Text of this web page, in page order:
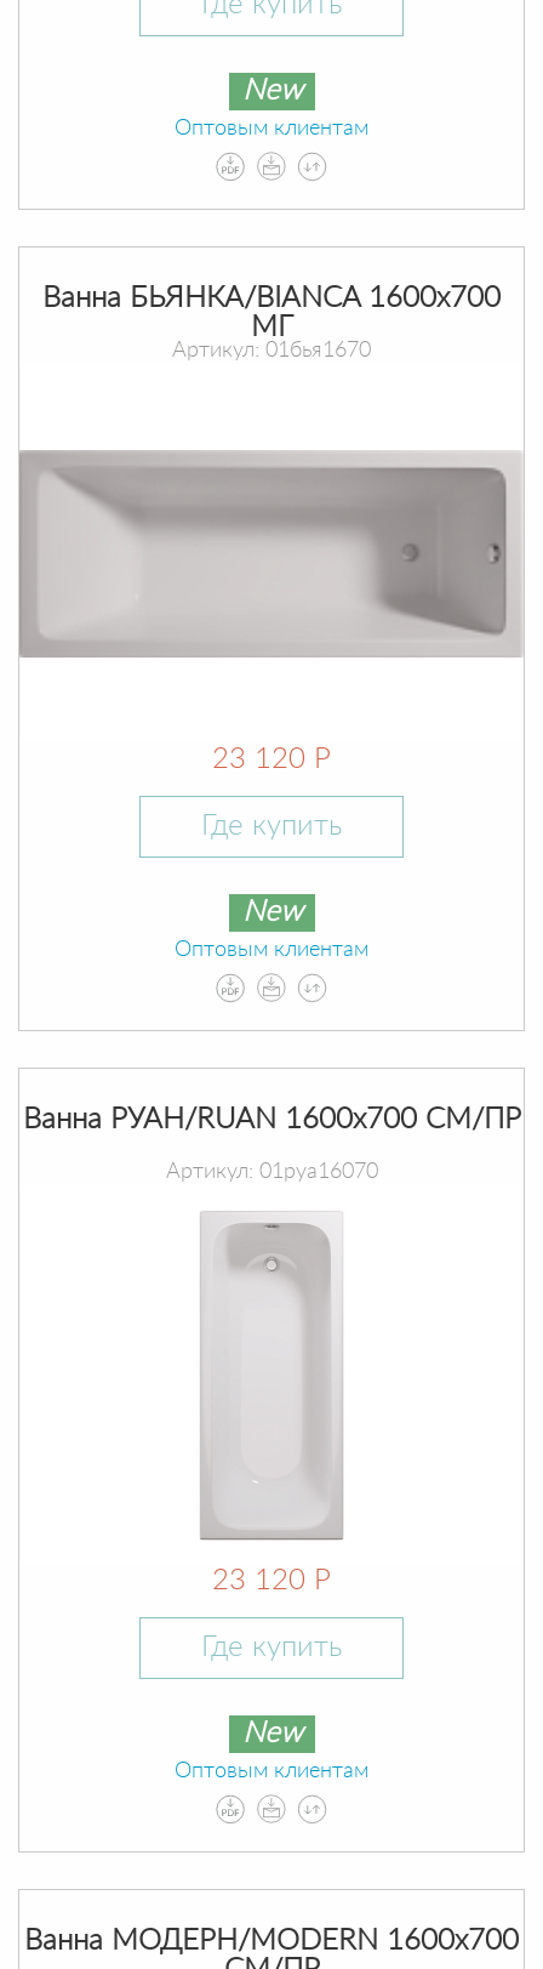
New
Оптовым клиентам
Ванна БЬЯНКА/BIANCA 1600х700
МГ
Артикул: 01бья1670
23 120 Р
Где купить
New
Оптовым клиентам
Ванна РУАН/RUAN 1600х700 СМ/ПР
Артикул: 01руа16070
23 120 Р
Где купить
New
Оптовым клиентам
Ванна МОДЕРН/MODERN 1600х700